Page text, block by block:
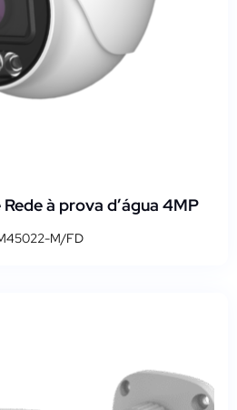
à prova d’água 4MP
M/FD